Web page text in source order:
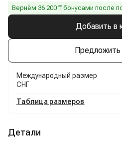
Вернём 36 200 ₸ бонусами после
Добавить в
Предложить
Международный размер
СНГ
Таблица размеров
Детали